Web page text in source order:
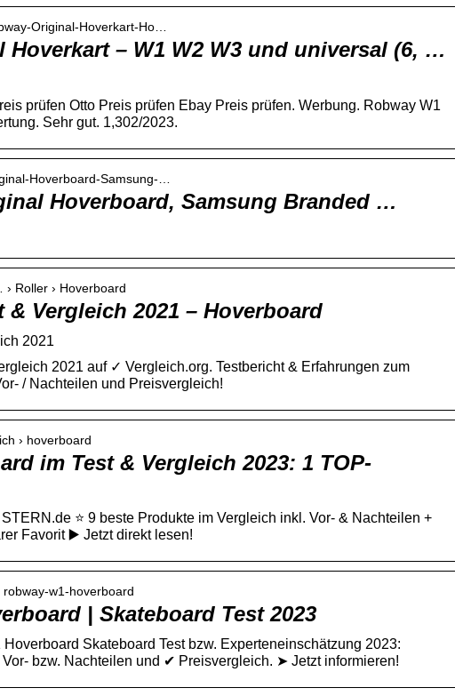
Original-Hoverkart-Ho…
Hoverkart – W1 W2 W3 und universal (6, …
prüfen Otto Preis prüfen Ebay Preis prüfen. Werbung. Robway W1
Sehr gut. 1,302/2023.
Hoverboard-Samsung-…
Hoverboard, Samsung Branded …
Roller › Hoverboard
& Vergleich 2021 – Hoverboard
2021
2021 auf ✓ Vergleich.org. Testbericht & Erfahrungen zum
/ Nachteilen und Preisvergleich!
› hoverboard
im Test & Vergleich 2023: 1 TOP-
⭐️ 9 beste Produkte im Vergleich inkl. Vor- & Nachteilen +
Favorit ▶️ Jetzt direkt lesen!
robway-w1-hoverboard
| Skateboard Test 2023
Skateboard Test bzw. Experteneinschätzung 2023:
bzw. Nachteilen und ✔ Preisvergleich. ➤ Jetzt informieren!